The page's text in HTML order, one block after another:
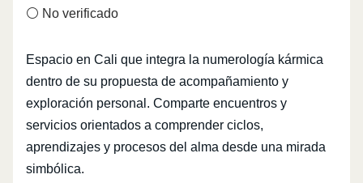
⚪ No verificado
Espacio en Cali que integra la numerología kármica
dentro de su propuesta de acompañamiento y
exploración personal. Comparte encuentros y
servicios orientados a comprender ciclos,
aprendizajes y procesos del alma desde una mirada
simbólica.